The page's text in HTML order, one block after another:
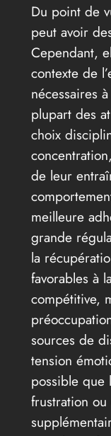
Du point de
peut avoir
Cependant,
contexte de
nécessaires
plupart des
choix
de leur
meilleure
grande
la
favorables à
compétitive,
sources de
tension
possible que
frustration